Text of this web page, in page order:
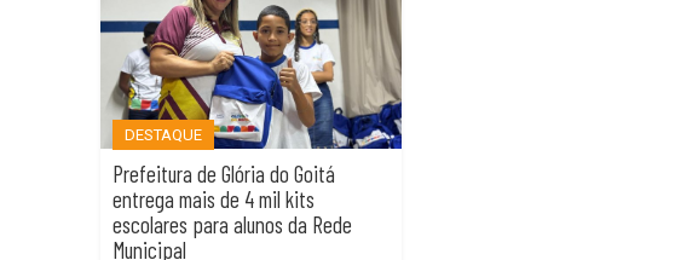
DESTAQUE
Prefeitura de Glória do Goitá
entrega mais de 4 mil kits
escolares para alunos da Rede
Municipal